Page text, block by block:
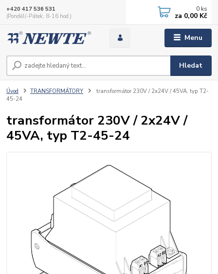
Menu
Hledat
+420 417 536 531
(Pondělí-Pátek, 8-16 hod.)
0 ks
za 0,00 Kč
Úvod TRANSFORMÁTORY
transformátor 230V / 2x24V / 45VA, typ T2-
45-24
transformátor 230V / 2x24V /
45VA, typ T2-45-24